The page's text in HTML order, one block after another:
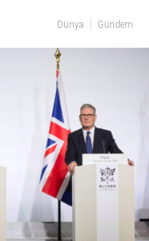
Dünya Gündem